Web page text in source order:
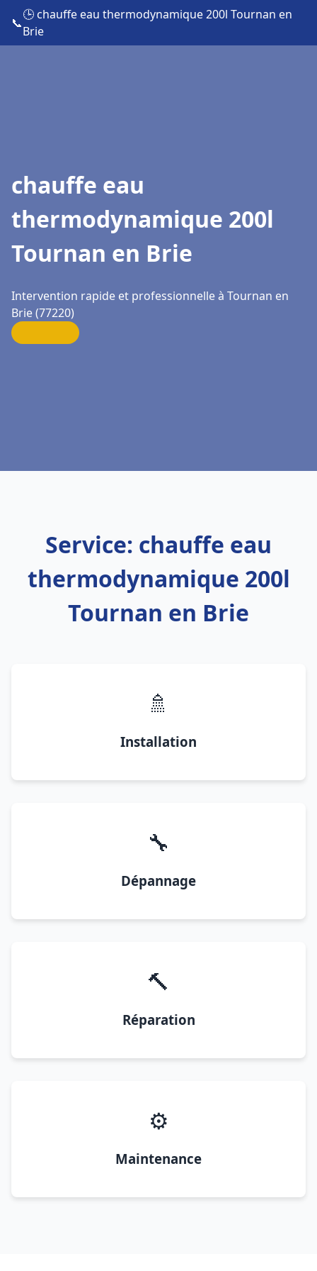
📞
🕒 chauffe eau thermodynamique 200l Tournan en
Brie
chauffe eau
thermodynamique 200l
Tournan en Brie
Intervention rapide et professionnelle à Tournan en
Brie (77220)
Service: chauffe eau
thermodynamique 200l
Tournan en Brie
🚿
Installation
🔧
Dépannage
🔨
Réparation
⚙️
Maintenance